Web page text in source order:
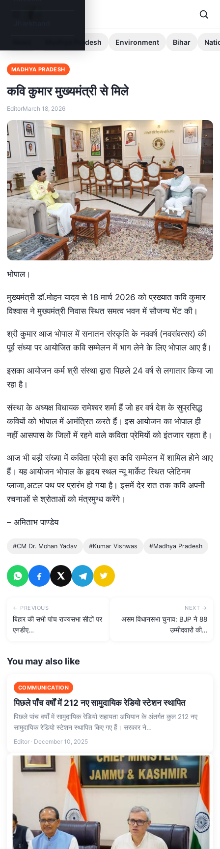
Madhya Pradesh Environment Bihar
MADHYA PRADESH
कवि कुमार मुख्यमंत्री से मिले
EditorMarch 18, 2026
भोपाल।
मुख्यमंत्री डॉ.मोहन यादव से 18 मार्च 2026 को प्रख्यात कवि कुमार
विश्वास ने मुख्यमंत्री निवास स्थित समत्व भवन में सौजन्य भेंट की।
श्री कुमार आज भोपाल में सनातन संस्कृति के नववर्ष (नवसंवत्सर) की
पूर्व संध्या पर आयोजित कवि सम्मेलन में भाग लेने के लिए भोपाल आए हैं।
इसका आयोजन कर्म श्री संस्था द्वारा पिछले 24 वर्ष से लगातार किया जा
रहा है।
संस्था के अध्यक्ष विधायक रामेश्वर शर्मा हैं जो हर वर्ष देश के सुप्रसिद्ध
कवियों को भोपाल में आमंत्रित करते हैं। इस आयोजन का भोपाल ही
नहीं आसपास के जिलों में रहने वाले कविता प्रेमियों को इंतजार रहता है।
आज भी बड़ी संख्या में कविता प्रेमी इस कवि सम्मेलन में शामिल होने आए
हैं। यह आयोजन भोपाल के हृदय स्थल न्यू मार्केट स्थित प्लेटिनम
प्लाजा,अटल पथ पर प्रारंभ हो गया है। इसमें देर रात तक कवि अपनी
रचनाओं से श्रोताओं को मंत्रमुग्ध करेंगे।
– अमिताभ पाण्डेय
#CM Dr. Mohan Yadav #Kumar Vishwas #Madhya Pradesh
← PREVIOUS
बिहार की सभी पांच राज्यसभा सीटों पर
एनडीए…
NEXT →
असम विधानसभा चुनाव: BJP ने 88
उम्मीदवारों की…
You may also like
COMMUNICATION
पिछले पाँच वर्षों में 212 नए सामुदायिक रेडियो स्टेशन स्थापित
पिछले पांच वर्षों में सामुदायिक रेडियो सहायता अभियान के अंतर्गत कुल 212 नए
सामुदायिक रेडियो स्टेशन स्थापित किए गए हैं। सरकार ने…
Editor · December 10, 2025